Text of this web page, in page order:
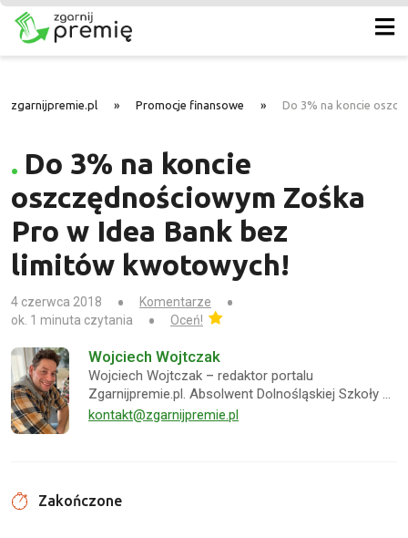
zgarnijpremie.pl » Promocje finansowe » Do 3% na koncie
Do 3% na koncie
oszczędnościowym Zośka
Pro w Idea Bank bez
limitów kwotowych!
4 czerwca 2018
Komentarze
ok. 1 minuta czytania
Oceń!
Wojciech Wojtczak
Wojciech Wojtczak – redaktor portalu
Zgarnijpremie.pl. Absolwent Dolnośląskiej Szkoły …
kontakt@zgarnijpremie.pl
Zakończone